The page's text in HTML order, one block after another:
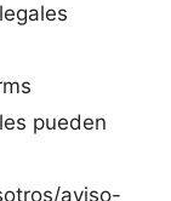
pueden
aviso-